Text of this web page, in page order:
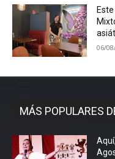
06/
MÁS POPULARES